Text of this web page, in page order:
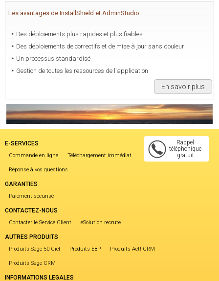
Les avantages de InstallShield et AdminStudio
Des déploiements plus rapides et plus fiables
Des déploiements de correctifs et de mise à jour sans douleur
Un processus standardisé
Gestion de toutes les ressources de l'application
En savoir plus
Rappel
téléphonique
gratuit
E-SERVICES
Commande en ligne Téléchargement immédiat
Réponse à vos questions
GARANTIES
Paiement sécurisé
CONTACTEZ-NOUS
Contacter le Service Client eSolution recrute
AUTRES PRODUITS
Produits Sage 50 Ciel Produits EBP Produits Act! CRM
Produits Sage CRM
INFORMATIONS LEGALES